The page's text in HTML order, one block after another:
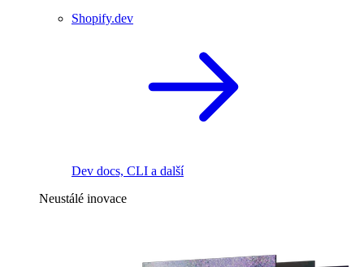
Shopify.dev
Dev docs, CLI a další
Neustálé inovace